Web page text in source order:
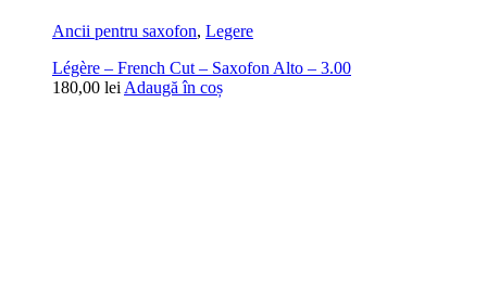
Ancii pentru saxofon, Legere
Légère – French Cut – Saxofon Alto – 3.00
180,00 lei Adaugă în coș